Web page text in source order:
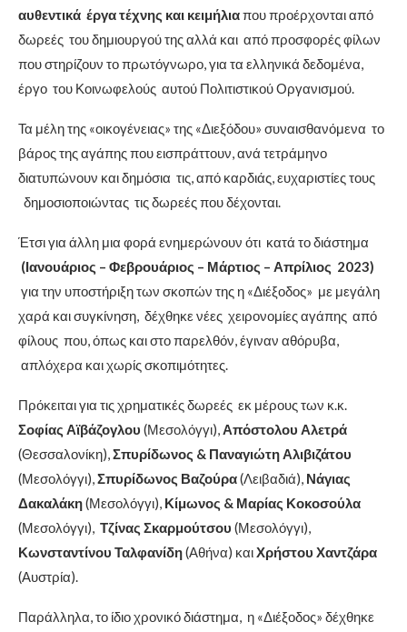
αυθεντικά έργα τέχνης και κειμήλιαπου προέρχονται από
δωρεές του δημιουργού της αλλά και από προσφορές φίλων
που στηρίζουν το πρωτόγνωρο, για τα ελληνικά δεδομένα,
έργο του Κοινωφελούς αυτού Πολιτιστικού Οργανισμού.
Τα μέλη της «οικογένειας» της «Διεξόδου» συναισθανόμενα το
βάρος της αγάπης που εισπράττουν, ανά τετράμηνο
διατυπώνουν και δημόσια τις, από καρδιάς, ευχαριστίες τους
δημοσιοποιώντας τις δωρεές που δέχονται.
Έτσι για άλλη μια φορά ενημερώνουν ότι κατά το διάστημα
(Ιανουάριος – Φεβρουάριος – Μάρτιος – Απρίλιος 2023)
για την υποστήριξη των σκοπών της η «Διέξοδος» με μεγάλη
χαρά και συγκίνηση, δέχθηκε νέες χειρονομίες αγάπης από
φίλους που, όπως και στο παρελθόν, έγιναν αθόρυβα,
απλόχερα και χωρίς σκοπιμότητες.
Πρόκειται για τις χρηματικές δωρεές εκ μέρους των κ.κ.
Σοφίας Αϊβάζογλου (Μεσολόγγι),Απόστολου Αλετρά
(Θεσσαλονίκη),Σπυρίδωνος & Παναγιώτη Αλιβιζάτου
(Μεσολόγγι),Σπυρίδωνος Βαζούρα(Λειβαδιά), Νάγιας
Δακαλάκη(Μεσολόγγι), Κίμωνος & Μαρίας Κοκοσούλα
(Μεσολόγγι), Τζίνας Σκαρμούτσου (Μεσολόγγι),
Κωνσταντίνου Ταλφανίδη(Αθήνα) καιΧρήστου Χαντζάρα
(Αυστρία).
Παράλληλα, το ίδιο χρονικό διάστημα, η «Διέξοδος» δέχθηκε